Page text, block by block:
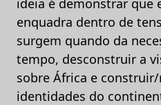
ideia é demonstrar que
enquadra dentro de
surgem quando da
tempo, desconstruir a
sobre África e
identidades do